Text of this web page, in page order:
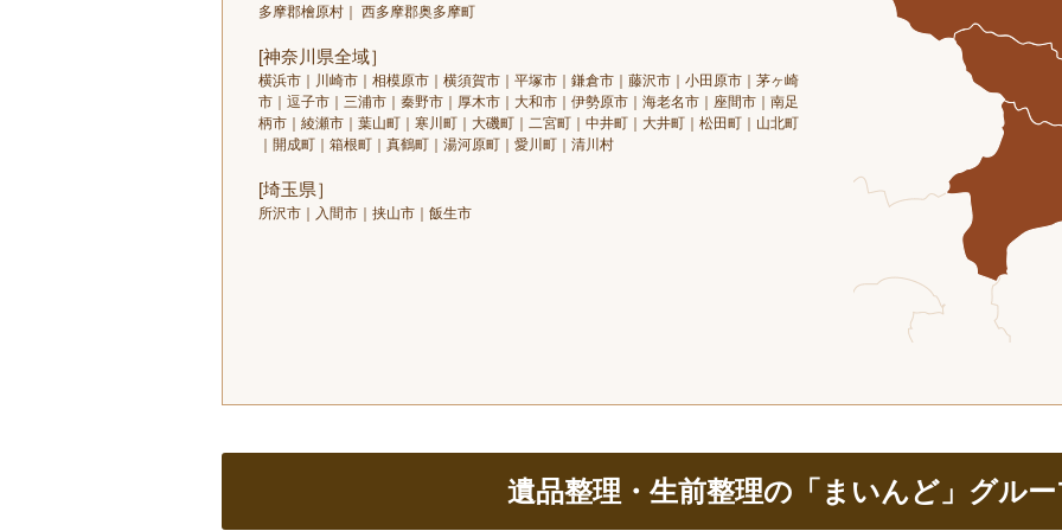
多摩郡檜原村｜ 西多摩郡奥多摩町
[神奈川県全域］
横浜市｜川崎市｜相模原市｜横須賀市｜平塚市｜鎌倉市｜藤沢市｜小田原市｜茅ヶ崎
市｜逗子市｜三浦市｜秦野市｜厚木市｜大和市｜伊勢原市｜海老名市｜座間市｜南足
柄市｜綾瀬市｜葉山町｜寒川町｜大磯町｜二宮町｜中井町｜大井町｜松田町｜山北町
｜開成町｜箱根町｜真鶴町｜湯河原町｜愛川町｜清川村
[埼玉県］
所沢市｜入間市｜挟山市｜飯生市
遺品整理・生前整理の「まいんど」グル